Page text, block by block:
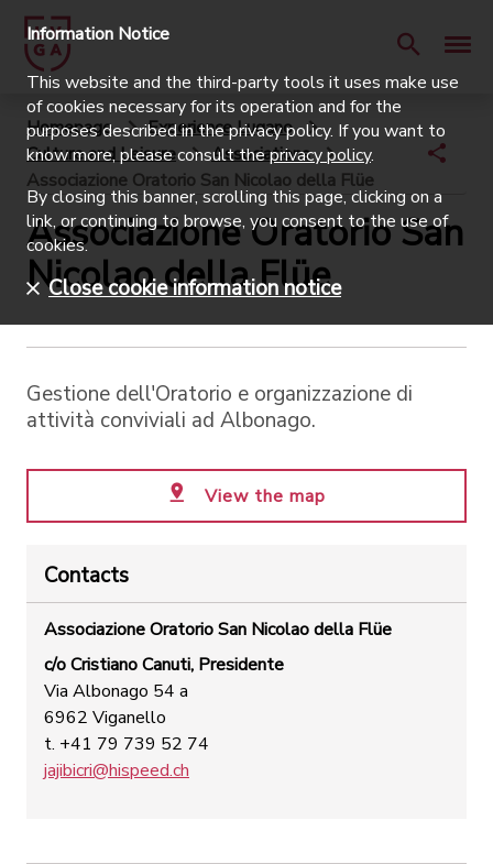
Homepage
Experience Lugano
Culture and Leisure
Associations
Associazione Oratorio San Nicolao della Flüe
Associazione Oratorio San
Nicolao della Flüe
Gestione dell'Oratorio e organizzazione di
attività conviviali ad Albonago.
View the map
Contacts
Associazione Oratorio San Nicolao della Flüe
c/o Cristiano Canuti, Presidente
Via Albonago 54 a
6962 Viganello
t. +41 79 739 52 74
jajibicri@hispeed.ch
Information Notice
This website and the third-party tools it uses make use
of cookies necessary for its operation and for the
purposes described in the privacy policy. If you want to
know more, please consult theprivacy policy.
By closing this banner, scrolling this page, clicking on a
link, or continuing to browse, you consent to the use of
cookies.
Close cookie information notice